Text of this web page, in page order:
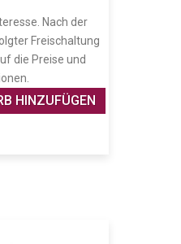
Nach der
Freischaltung
die Preise und
HINZUFÜGEN